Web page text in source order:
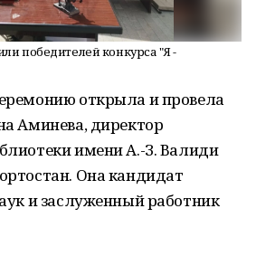
победителей конкурса "Я -
открыла и провела
Аминева, директор
имени А.-З. Валиди
Она кандидат
и заслуженный работник